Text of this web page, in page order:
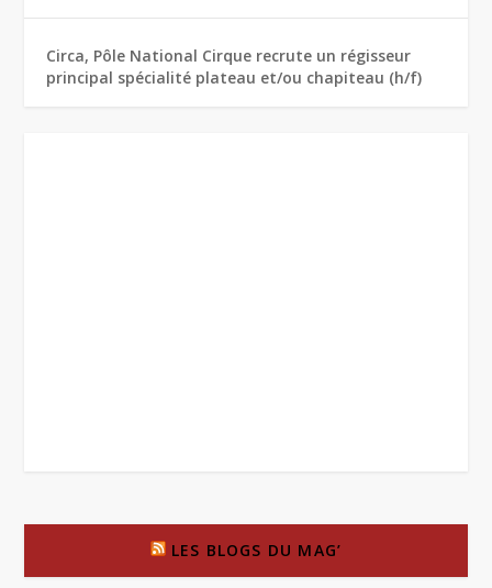
Circa, Pôle National Cirque recrute un régisseur
principal spécialité plateau et/ou chapiteau (h/f)
LES BLOGS DU MAG’